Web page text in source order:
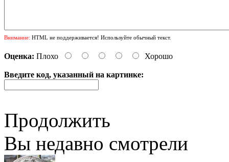
Внимание: HTML не поддерживается! Используйте обычный текст.
Оценка: Плохо Хорошо
Введите код, указанный на картинке:
Продолжить
Вы недавно смотрели